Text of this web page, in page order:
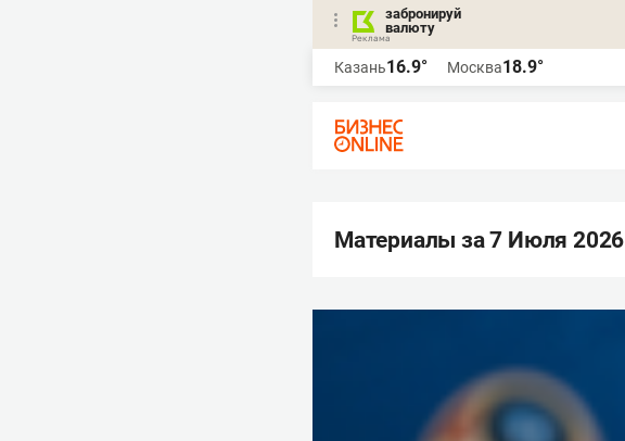
забронируй
валюту
Казань16.9° Москва18.9°
Материалы за 7 Июля 2026